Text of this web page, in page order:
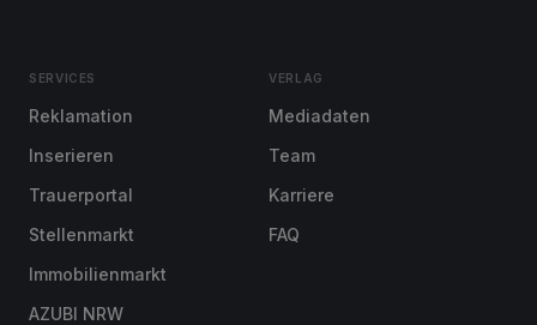
SERVICES
Reklamation
Inserieren
Trauerportal
Stellenmarkt
Immobilienmarkt
AZUBI NRW
VERLAG
Mediadaten
Team
Karriere
FAQ